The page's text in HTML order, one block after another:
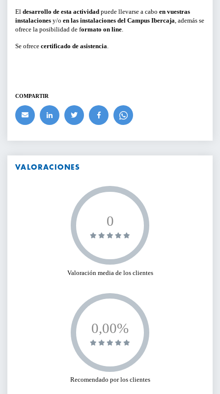
El desarrollo de esta actividad puede llevarse a cabo en vuestras
instalaciones y/o en las instalaciones del Campus Ibercaja, además se
ofrece la posibilidad de formato on line.
Se ofrece certificado de asistencia.
COMPARTIR
VALORACIONES
0
Valoración media de los clientes
0,00%
Recomendado por los clientes